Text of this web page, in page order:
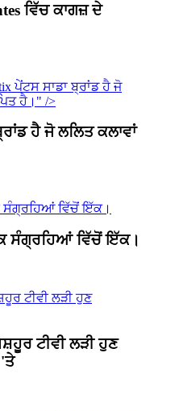
ਵਿੱਚ ਕਾਗਜ਼ ਦੇ
ਪੇਂਟਸ ਸਾਡਾ ਬ੍ਰਾਂਡ ਹੈ ਜੋ
ਹੈ।" />
ਹੈ ਜੋ ਲਲਿਤ ਕਲਾਵਾਂ
ਸੰਗ੍ਰਹਿਆਂ ਵਿੱਚੋਂ ਇੱਕ।
ਟੀਵੀ ਲੜੀ ਹੁਣ